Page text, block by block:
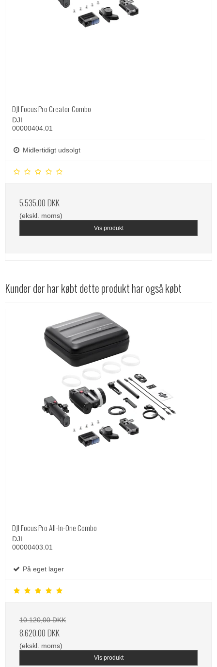
DJI Focus Pro Creator Combo
DJI
00000404.01
Midlertidigt udsolgt
5.535,00 DKK
(ekskl. moms)
Vis produkt
Kunder der har købt dette produkt har også købt
DJI Focus Pro All-In-One Combo
DJI
00000403.01
På eget lager
10.120,00 DKK
8.620,00 DKK
(ekskl. moms)
Vis produkt